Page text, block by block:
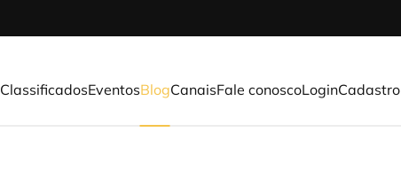
ClassificadosEventosBlogCanaisFale conoscoLoginCadastro